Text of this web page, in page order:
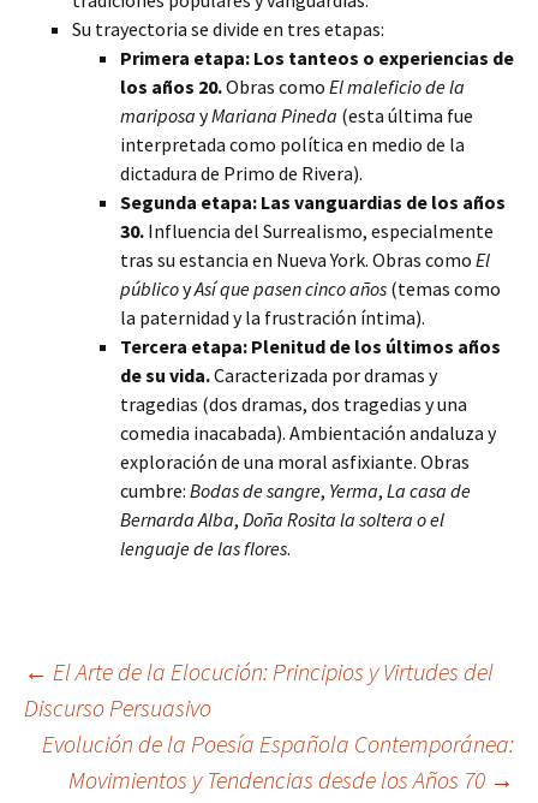
Su trayectoria se divide en tres etapas:
Primera etapa: Los tanteos o experiencias de
los años 20.Obras como El maleficio de la
mariposa yMariana Pineda (esta última fue
interpretada como política en medio de la
dictadura de Primo de Rivera).
Segunda etapa: Las vanguardias de los años
30. Influencia del Surrealismo, especialmente
tras su estancia en Nueva York. Obras como El
públicoyAsí que pasen cinco años (temas como
la paternidad y la frustración íntima).
Tercera etapa: Plenitud de los últimos años
de su vida.Caracterizada por dramas y
tragedias (dos dramas, dos tragedias y una
comedia inacabada). Ambientación andaluza y
exploración de una moral asfixiante. Obras
cumbre: Bodas de sangre, Yerma, La casa de
Bernarda Alba, Doña Rosita la soltera o el
lenguaje de las flores.
Navegación
de
← El Arte de la Elocución: Principios y Virtudes del
Discurso Persuasivo
Evolución de la Poesía Española Contemporánea:
Movimientos y Tendencias desde los Años 70 →